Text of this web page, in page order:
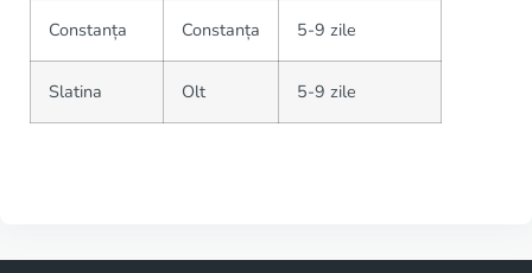
Constanța Constanța 5-9 zile
Slatina Olt 5-9 zile